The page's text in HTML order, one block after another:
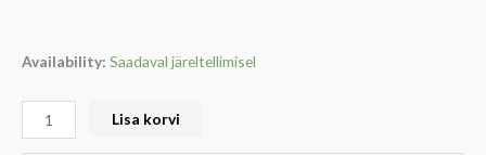
Availability: Saadaval järeltellimisel
Lisa korvi